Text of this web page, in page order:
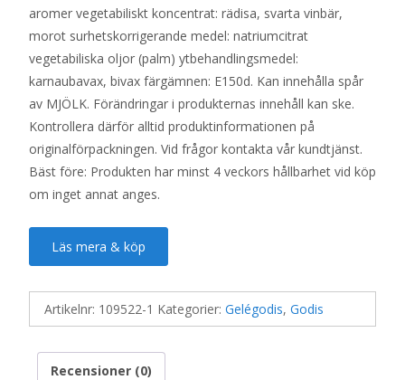
aromer vegetabiliskt koncentrat: rädisa, svarta vinbär,
morot surhetskorrigerande medel: natriumcitrat
vegetabiliska oljor (palm) ytbehandlingsmedel:
karnaubavax, bivax färgämnen: E150d. Kan innehålla spår
av MJÖLK. Förändringar i produkternas innehåll kan ske.
Kontrollera därför alltid produktinformationen på
originalförpackningen. Vid frågor kontakta vår kundtjänst.
Bäst före: Produkten har minst 4 veckors hållbarhet vid köp
om inget annat anges.
Läs mera & köp
Artikelnr: 109522-1 Kategorier: Gelégodis, Godis
Recensioner (0)